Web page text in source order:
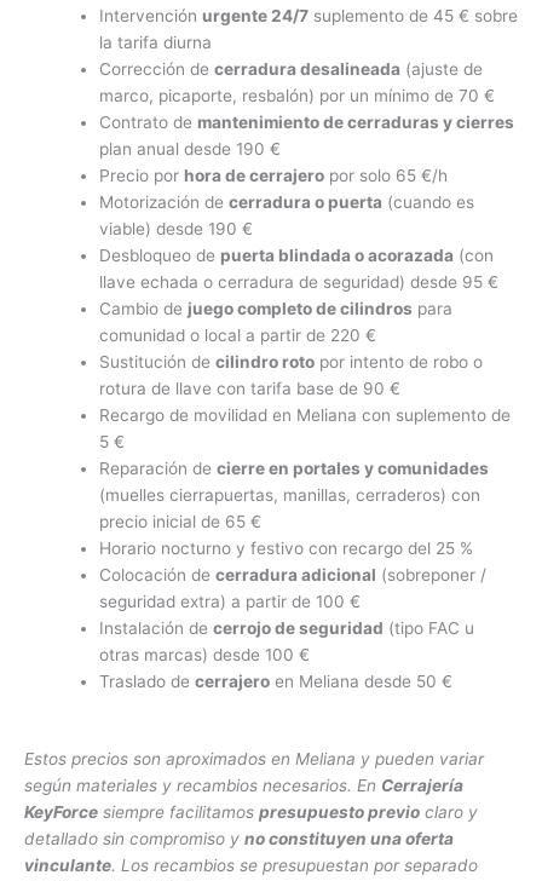
Intervención urgente 24/7suplemento de 45 € sobre
la tarifa diurna
Corrección de cerradura desalineada (ajuste de
marco, picaporte, resbalón) por un mínimo de 70 €
Contrato de mantenimiento de cerraduras y cierres
plan anual desde 190 €
Precio por hora de cerrajeropor solo 65 €/h
Motorización de cerradura o puerta (cuando es
viable) desde 190 €
Desbloqueo de puerta blindada o acorazada (con
llave echada o cerradura de seguridad) desde 95 €
Cambio de juego completo de cilindros para
comunidad o local a partir de 220 €
Sustitución de cilindro rotopor intento de robo o
rotura de llave con tarifa base de 90 €
Recargo de movilidad en Meliana con suplemento de
5 €
Reparación de cierre en portales y comunidades
(muelles cierrapuertas, manillas, cerraderos) con
precio inicial de 65 €
Horario nocturno y festivo con recargo del 25 %
Colocación de cerradura adicional (sobreponer /
seguridad extra) a partir de 100 €
Instalación de cerrojo de seguridad (tipo FAC u
otras marcas) desde 100 €
Traslado de cerrajeroen Meliana desde 50 €
Estos precios son aproximados en Meliana y pueden variar
según materiales y recambios necesarios. En Cerrajería
KeyForce siempre facilitamos presupuesto previo claro y
detallado sin compromiso y no constituyen una oferta
vinculante. Los recambios se presupuestan por separado